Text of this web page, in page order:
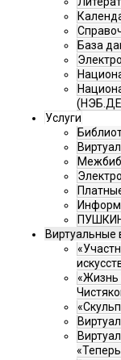
База
Услуги
Виртуальные
«Жизнь